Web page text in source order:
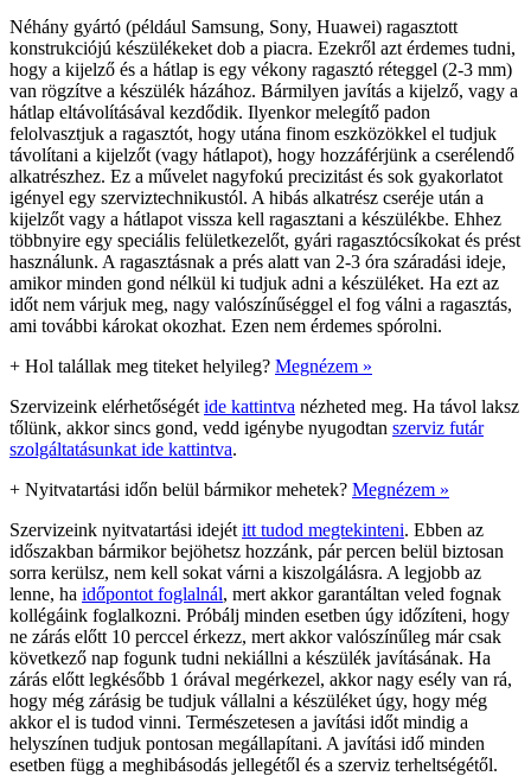
Néhány gyártó (például Samsung, Sony, Huawei) ragasztott
konstrukciójú készülékeket dob a piacra. Ezekről azt érdemes tudni,
hogy a kijelző és a hátlap is egy vékony ragasztó réteggel (2-3 mm)
van rögzítve a készülék házához. Bármilyen javítás a kijelző, vagy a
hátlap eltávolításával kezdődik. Ilyenkor melegítő padon
felolvasztjuk a ragasztót, hogy utána finom eszközökkel el tudjuk
távolítani a kijelzőt (vagy hátlapot), hogy hozzáférjünk a cserélendő
alkatrészhez. Ez a művelet nagyfokú precizitást és sok gyakorlatot
igényel egy szerviztechnikustól. A hibás alkatrész cseréje után a
kijelzőt vagy a hátlapot vissza kell ragasztani a készülékbe. Ehhez
többnyire egy speciális felületkezelőt, gyári ragasztócsíkokat és prést
használunk. A ragasztásnak a prés alatt van 2-3 óra száradási ideje,
amikor minden gond nélkül ki tudjuk adni a készüléket. Ha ezt az
időt nem várjuk meg, nagy valószínűséggel el fog válni a ragasztás,
ami további károkat okozhat. Ezen nem érdemes spórolni.
+ Hol talállak meg titeket helyileg? Megnézem »
Szervizeink elérhetőségét ide kattintva nézheted meg. Ha távol laksz
tőlünk, akkor sincs gond, vedd igénybe nyugodtan szerviz futár
szolgáltatásunkat ide kattintva.
+ Nyitvatartási időn belül bármikor mehetek? Megnézem »
Szervizeink nyitvatartási idejét itt tudod megtekinteni. Ebben az
időszakban bármikor bejöhetsz hozzánk, pár percen belül biztosan
sorra kerülsz, nem kell sokat várni a kiszolgálásra. A legjobb az
lenne, ha időpontot foglalnál, mert akkor garantáltan veled fognak
kollégáink foglalkozni. Próbálj minden esetben úgy időzíteni, hogy
ne zárás előtt 10 perccel érkezz, mert akkor valószínűleg már csak
következő nap fogunk tudni nekiállni a készülék javításának. Ha
zárás előtt legkésőbb 1 órával megérkezel, akkor nagy esély van rá,
hogy még zárásig be tudjuk vállalni a készüléket úgy, hogy még
akkor el is tudod vinni. Természetesen a javítási időt mindig a
helyszínen tudjuk pontosan megállapítani. A javítási idő minden
esetben függ a meghibásodás jellegétől és a szerviz terheltségétől.